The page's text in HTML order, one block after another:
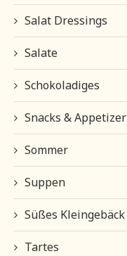
Salat Dressings
Salate
Schokoladiges
Snacks & Appetizer
Sommer
Suppen
Süßes Kleingebäck
Tartes